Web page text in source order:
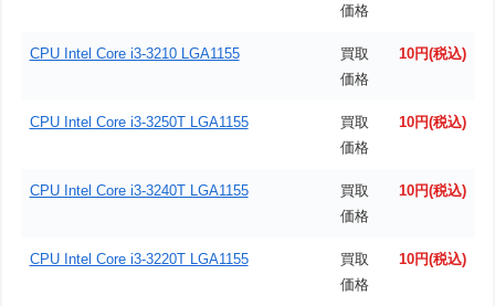
価格
CPU Intel Core i3-3210 LGA1155
買取
価格
10円(税込)
CPU Intel Core i3-3250T LGA1155
買取
価格
10円(税込)
CPU Intel Core i3-3240T LGA1155
買取
価格
10円(税込)
CPU Intel Core i3-3220T LGA1155
買取
価格
10円(税込)